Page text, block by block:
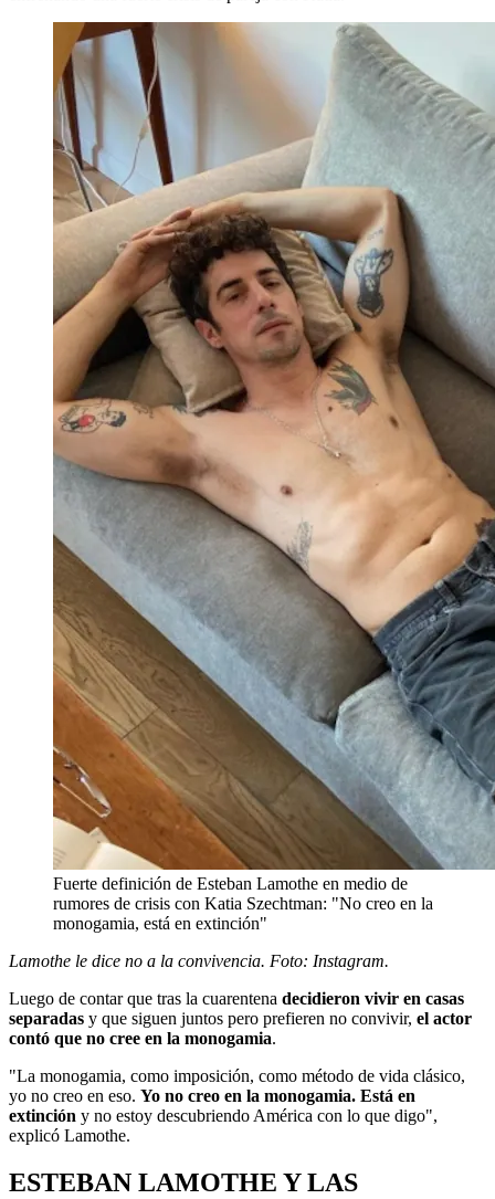
Fuerte definición de Esteban Lamothe en medio de
rumores de crisis con Katia Szechtman: "No creo en la
monogamia, está en extinción"
Lamothe le dice no a la convivencia. Foto: Instagram.
Luego de contar que tras la cuarentena decidieron vivir en casas
separadas y que siguen juntos pero prefieren no convivir, el actor
contó que no cree en la monogamia.
"La monogamia, como imposición, como método de vida clásico,
yo no creo en eso. Yo no creo en la monogamia. Está en
extinción y no estoy descubriendo América con lo que digo",
explicó Lamothe.
ESTEBAN LAMOTHE Y LAS